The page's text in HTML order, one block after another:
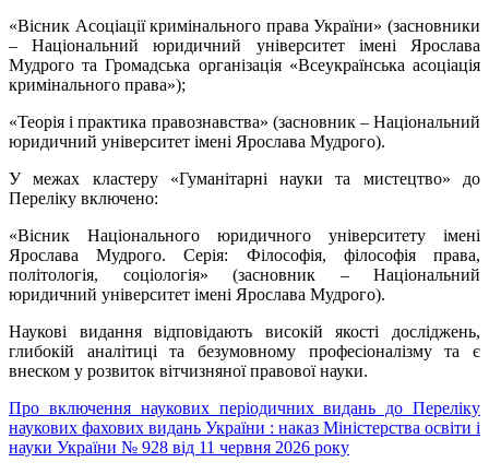
«Вісник Асоціації кримінального права України» (засновники
– Національний юридичний університет імені Ярослава
Мудрого та Громадська організація «Всеукраїнська асоціація
кримінального права»);
«Теорія і практика правознавства» (засновник – Національний
юридичний університет імені Ярослава Мудрого).
У межах кластеру «Гуманітарні науки та мистецтво» до
Переліку включено:
«Вісник Національного юридичного університету імені
Ярослава Мудрого. Серія: Філософія, філософія права,
політологія, соціологія» (засновник – Національний
юридичний університет імені Ярослава Мудрого).
Наукові видання відповідають високій якості досліджень,
глибокій аналітиці та безумовному професіоналізму та є
внеском у розвиток вітчизняної правової науки.
Про включення наукових періодичних видань до Переліку
наукових фахових видань України : наказ Міністерства освіти і
науки України № 928 від 11 червня 2026 року